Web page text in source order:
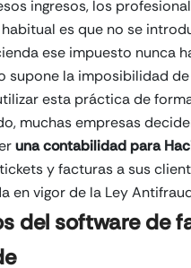
ingresos, los
es que no se
ese impuesto nunca
supone la imposibilidad
esta práctica de
muchas empresas
una contabilidad para
y facturas a sus
en vigor de la Ley
del software de